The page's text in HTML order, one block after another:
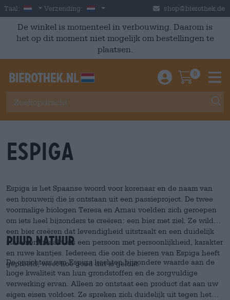
Skip to main content
Taal: Dutch
Verzending: Nederland shop@bierothek.de
De winkel is momenteel in verbouwing. Daarom is
het op dit moment niet mogelijk om bestellingen te
plaatsen.
Einloggen /
0
Espiga
Espiga is het Spaanse woord voor korenaar en de naam van
een brouwerij die is ontstaan uit een passieproject. De twee
voormalige biologen Teresa en Arnau voelden zich geroepen
om iets heel bijzonders te creëren: een bier met ziel. Ze wilden
een bier creëren dat levendigheid uitstraalt en een duidelijk
statement maakt als een persoon met persoonlijkheid, karakter
en ruwe kantjes. Iedereen die ooit de bieren van Espiga heeft
geproefd, weet hoe goed dat is gelukt.
puur natuur
De oprichters van Espiga hechten bijzondere waarde aan de
hoge kwaliteit van hun grondstoffen en de zorgvuldige
verwerking ervan. Alleen zo ontstaat een product dat aan uw
eigen eisen voldoet. Ze spreken zich duidelijk uit tegen het